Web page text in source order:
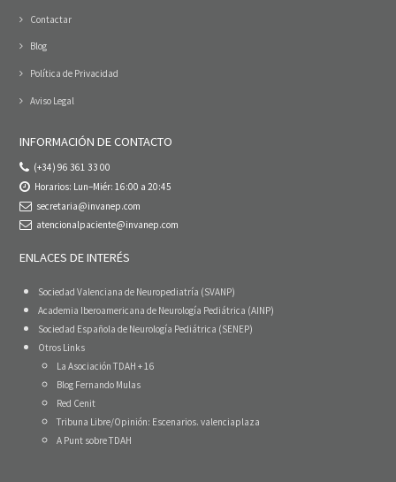
Contactar
Blog
Política de Privacidad
Aviso Legal
INFORMACIÓN DE CONTACTO
(+34) 96 361 33 00
Horarios: Lun–Miér: 16:00 a 20:45
secretaria@invanep.com
atencionalpaciente@invanep.com
ENLACES DE INTERÉS
Sociedad Valenciana de Neuropediatría (SVANP)
Academia Iberoamericana de Neurología Pediátrica (AINP)
Sociedad Española de Neurología Pediátrica (SENEP)
Otros Links
La Asociación TDAH + 16
Blog Fernando Mulas
Red Cenit
Tribuna Libre/Opinión: Escenarios. valenciaplaza
A Punt sobre TDAH